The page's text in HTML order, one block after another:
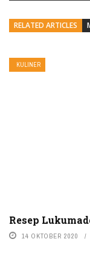
RELATED ARTICLES
KULINER
Resep
14 OKTOBER 2020